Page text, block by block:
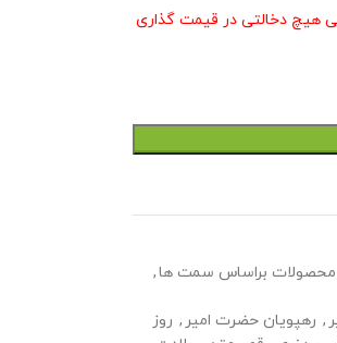
کاهش
بالا
کنید.
هیچ دخالتی در قیمت گذاری
محصولات براساس سمت ها,
, رهپویان حضرت امیر , روز